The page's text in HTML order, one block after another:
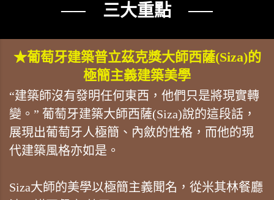
── 三大重點 ──
★葡萄牙建築普立茲克獎大師西薩(Siza)的
極簡主義建築美學
“建築師沒有發明任何東西，他們只是將現實轉
變。” 葡萄牙建築大師西薩(Siza)說的這段話，
展現出葡萄牙人極簡、內斂的性格，而他的現
代建築風格亦如是。
Siza大師的美學以極簡主義聞名，從米其林餐廳